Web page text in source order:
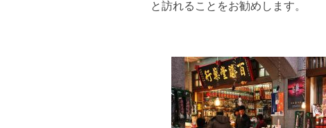
と訪れることをお勧めします。